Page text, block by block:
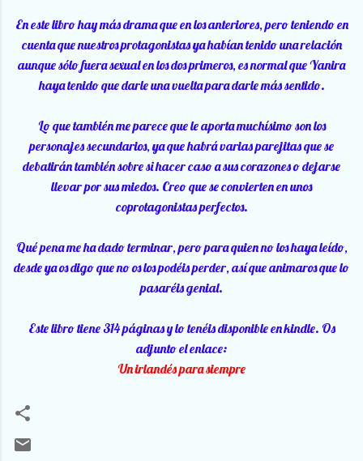
En este libro hay más drama que en los anteriores, pero teniendo en
cuenta que nuestros protagonistas ya habían tenido una relación
aunque sólo fuera sexual en los dos primeros, es normal que Yanira
haya tenido que darle una vuelta para darle más sentido.
Lo que también me parece que le aporta muchísimo son los
personajes secundarios, ya que habrá varias parejitas que se
debatirán también sobre si hacer caso a sus corazones o dejarse
llevar por sus miedos. Creo que se convierten en unos
coprotagonistas perfectos.
Qué pena me ha dado terminar, pero para quien no los haya leído,
desde ya os digo que no os los podéis perder, así que animaros que lo
pasaréis genial.
Este libro tiene 314 páginas y lo tenéis disponible en kindle. Os
adjunto el enlace:
Un irlandés para siempre